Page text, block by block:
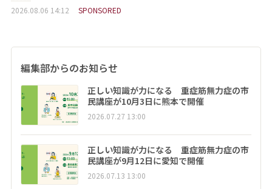
2026.08.06 14:12 SPONSORED
編集部からのお知らせ
正しい知識が力になる 重症筋無力症の市
民講座が10月3日に熊本で開催
2026.07.27 13:00
正しい知識が力になる 重症筋無力症の市
民講座が9月12日に愛知で開催
2026.07.13 13:00